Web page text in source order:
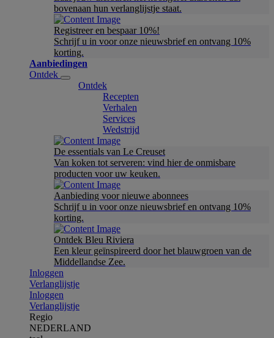
bovenaan hun verlanglijstje staat.
Registreer en bespaar 10%!
Schrijf u in voor onze nieuwsbrief en ontvang 10%
korting.
Aanbiedingen
Ontdek
Ontdek
Recepten
Verhalen
Services
Wedstrijd
De essentials van Le Creuset
Van koken tot serveren: vind hier de onmisbare
producten voor uw keuken.
Aanbieding voor nieuwe abonnees
Schrijf u in voor onze nieuwsbrief en ontvang 10%
korting.
Ontdek Bleu Riviera
Een kleur geïnspireerd door het blauwgroen van de
Middellandse Zee.
Inloggen
Verlanglijstje
Inloggen
Verlanglijstje
Regio
NEDERLAND